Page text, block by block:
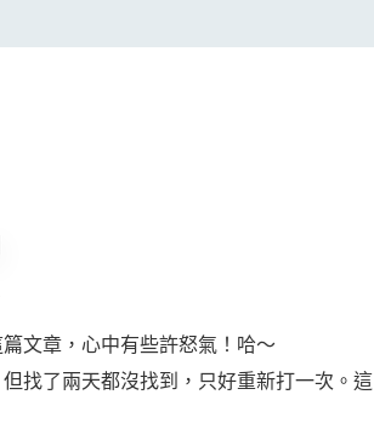
文章，心中有些許怒氣！哈～
找了兩天都沒找到，只好重新打一次。這